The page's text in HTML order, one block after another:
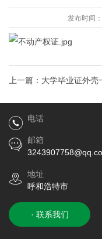
发布时间
上一篇： 大学毕业证外壳
电话
邮箱
地址
呼和浩特市
· 联系我们